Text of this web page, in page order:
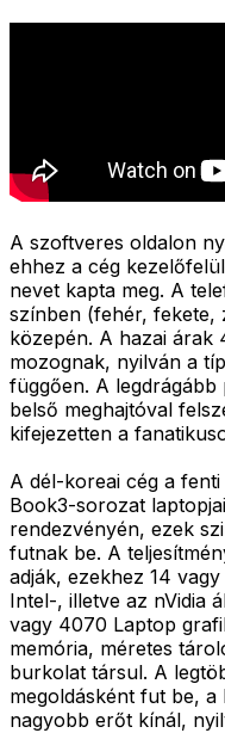
A szoftveres oldalon
ehhez a cég
nevet kapta meg. A
színben (fehér, fekete,
közepén. A hazai
mozognak, nyilván a
függően. A legdrágább
belső meghajtóval
kifejezetten a
A dél-koreai cég a
Book3-sorozat
rendezvényén, ezek
futnak be. A
adják, ezekhez 14
Intel-, illetve az nVidia
vagy 4070 Laptop
memória, méretes
burkolat társul. A
megoldásként fut be,
nagyobb erőt kínál,